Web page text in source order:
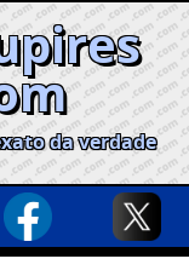
da verdade